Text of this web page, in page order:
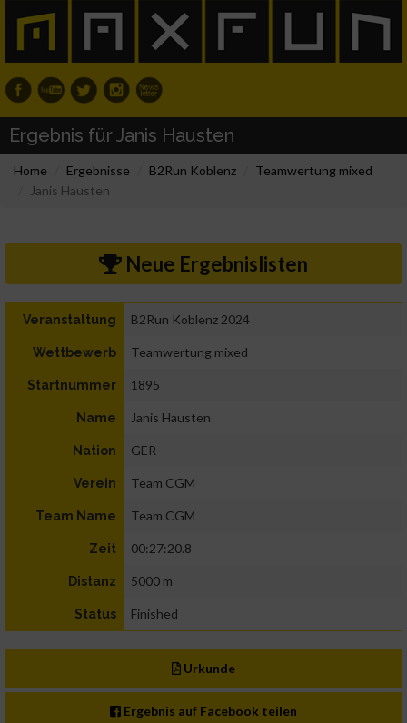
Ergebnis für Janis Hausten
Home Ergebnisse B2Run Koblenz
Teamwertung mixed
Janis Hausten
Neue Ergebnislisten
Veranstaltung B2Run Koblenz 2024
Wettbewerb Teamwertung mixed
Startnummer 1895
Name Janis Hausten
Nation GER
Verein Team CGM
Team Name Team CGM
Zeit 00:27:20.8
Distanz 5000 m
Status Finished
Urkunde
Ergebnis auf Facebook teilen